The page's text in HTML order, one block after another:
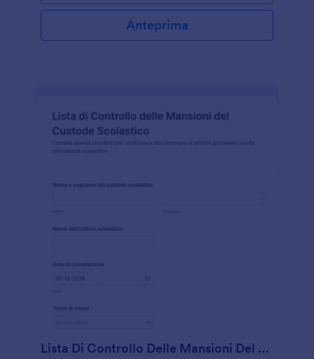
Anteprima
Lista Di Controllo Delle Mansioni Del Custode Scolastico